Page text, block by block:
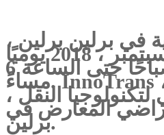
في برلين برلين ،
من 18 إلى 21 سبتمبر ، 2018 يوميًا
من الساعة 9 صباحًا حتى الساعة 6
مساءً. InnoTrans ، المعرض
لتكنولوجيا النقل ،
المعارض في
برلين.